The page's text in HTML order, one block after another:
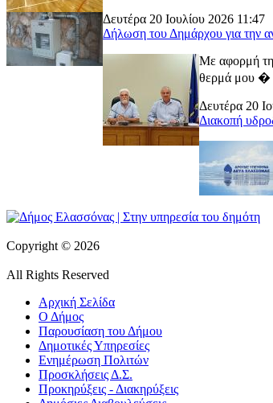
Δευτέρα 20 Ιουλίου 2026 11:47
Δήλωση του Δημάρχου για την
Με αφορμή
θερμά μου �
Δευτέρα 20
Διακοπή
Copyright © 2026
All Rights Reserved
Αρχική Σελίδα
Ο Δήμος
Παρουσίαση του Δήμου
Δημοτικές Υπηρεσίες
Ενημέρωση Πολιτών
Προσκλήσεις Δ.Σ.
Προκηρύξεις - Διακηρύξεις